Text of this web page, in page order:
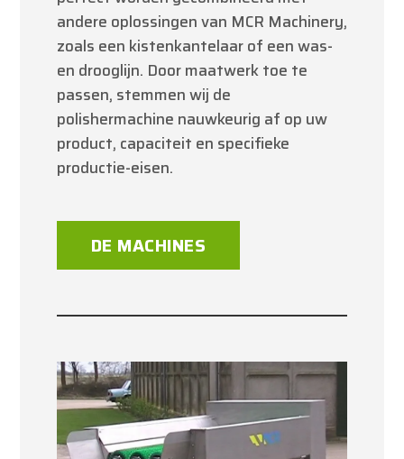
andere oplossingen van MCR Machinery,
zoals een kistenkantelaar of een was-
en drooglijn. Door maatwerk toe te
passen, stemmen wij de
polishermachine nauwkeurig af op uw
product, capaciteit en specifieke
productie-eisen.
DE MACHINES